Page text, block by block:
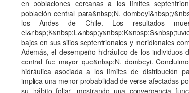
en poblaciones cercanas a los límites
población central para&nbsp;N.
los Andes de Chile. Los resultados
bajos en sus sitios septentrionales y meridionales
Además, el desempeño hidráulico de los individuos
central fue mayor que&nbsp;N. dombeyi.
hidráulica asociada a los límites de distribución
implica una menor probabilidad de verse afectadas
su hábito foliar, mostrando una convergencia